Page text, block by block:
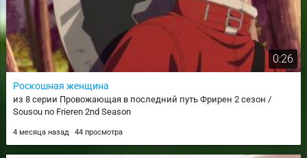
0:26
Роскошная женщина
из 8 серии Провожающая в последний путь Фрирен 2 сезон /
Sousou no Frieren 2nd Season
4 месяца назад 44 просмотра